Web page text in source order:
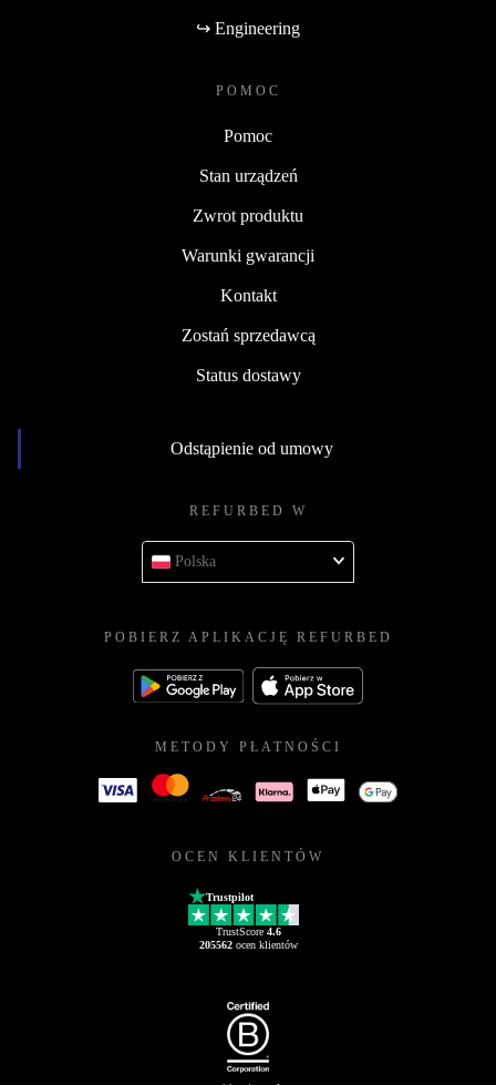
↪ Engineering
POMOC
Pomoc
Stan urządzeń
Zwrot produktu
Warunki gwarancji
Kontakt
Zostań sprzedawcą
Status dostawy
Odstąpienie od umowy
REFURBED W
Polska
POBIERZ APLIKACJĘ REFURBED
METODY PŁATNOŚCI
OCEN KLIENTÓW
Trustpilot
TrustScore 4.6
205562ocen klientów